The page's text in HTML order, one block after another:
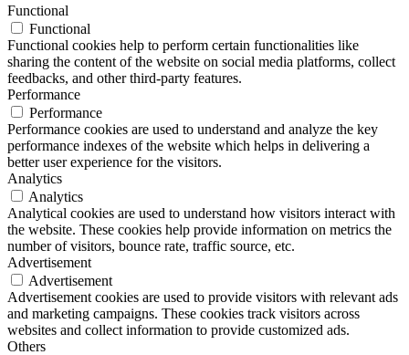
Functional
Functional
Functional cookies help to perform certain functionalities like
sharing the content of the website on social media platforms, collect
feedbacks, and other third-party features.
Performance
Performance
Performance cookies are used to understand and analyze the key
performance indexes of the website which helps in delivering a
better user experience for the visitors.
Analytics
Analytics
Analytical cookies are used to understand how visitors interact with
the website. These cookies help provide information on metrics the
number of visitors, bounce rate, traffic source, etc.
Advertisement
Advertisement
Advertisement cookies are used to provide visitors with relevant ads
and marketing campaigns. These cookies track visitors across
websites and collect information to provide customized ads.
Others